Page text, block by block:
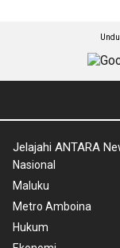
Jelajahi ANTARA
Nasional
Maluku
Metro Amboina
Hukum